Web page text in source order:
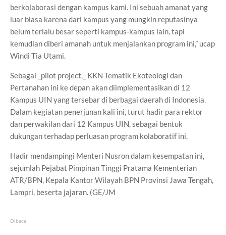
berkolaborasi dengan kampus kami. Ini sebuah amanat yang
luar biasa karena dari kampus yang mungkin reputasinya
belum terlalu besar seperti kampus-kampus lain, tapi
kemudian diberi amanah untuk menjalankan program ini,” ucap
Windi Tia Utami.
Sebagai _pilot project,_ KKN Tematik Ekoteologi dan
Pertanahan ini ke depan akan diimplementasikan di 12
Kampus UIN yang tersebar di berbagai daerah di Indonesia.
Dalam kegiatan penerjunan kali ini, turut hadir para rektor
dan perwakilan dari 12 Kampus UIN, sebagai bentuk
dukungan terhadap perluasan program kolaboratif ini.
Hadir mendampingi Menteri Nusron dalam kesempatan ini,
sejumlah Pejabat Pimpinan Tinggi Pratama Kementerian
ATR/BPN, Kepala Kantor Wilayah BPN Provinsi Jawa Tengah,
Lampri, beserta jajaran. (GE/JM
Dibaca